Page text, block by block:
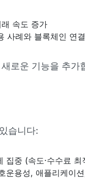
속도 증가
사례와 블록체인 연결
로운 기능을 추가
습니다:
집중 (속도·수수료 최
운용성, 애플리케이